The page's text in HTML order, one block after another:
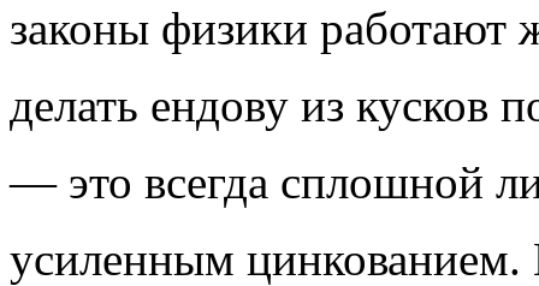
законы физики работают
делать ендову из кусков
— это всегда сплошной
усиленным